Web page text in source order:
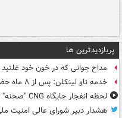
پربازدیدترین ها
مداح جوانی که در خون خود غلتید
خدمه ناو لینکلن: پس از ۸ ماه حضور در دریا خسته و درمانده‌ شدیم
لحظه انفجار جایگاه CNG "صحنه" در دوربین مداربسته
هشدار دبیر شورای عالی امنیت